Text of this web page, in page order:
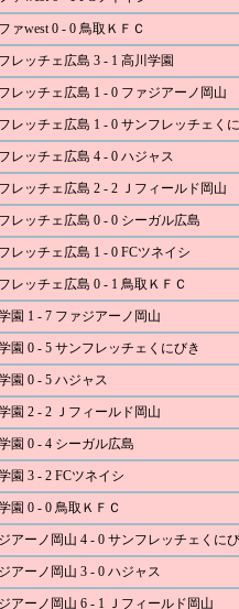
ァwest 0 - 0 鳥取ＫＦＣ
レッチェ広島 3 - 1 高川学園
レッチェ広島 1 - 0 ファジアーノ岡山
レッチェ広島 1 - 0 サンフレッチェく
レッチェ広島 4 - 0 ハジャス
レッチェ広島 2 - 2 Ｊフィールド岡山
レッチェ広島 0 - 0 シーガル広島
レッチェ広島 1 - 0 FCツネイシ
レッチェ広島 0 - 1 鳥取ＫＦＣ
園 1 - 7 ファジアーノ岡山
園 0 - 5 サンフレッチェくにびき
園 0 - 5 ハジャス
園 2 - 2 Ｊフィールド岡山
園 0 - 4 シーガル広島
園 3 - 2 FCツネイシ
園 0 - 0 鳥取ＫＦＣ
アーノ岡山 4 - 0 サンフレッチェくに
アーノ岡山 3 - 0 ハジャス
アーノ岡山 6 - 1 Ｊフィールド岡山